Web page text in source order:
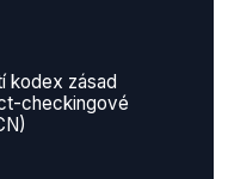
kodex zásad
checkingové